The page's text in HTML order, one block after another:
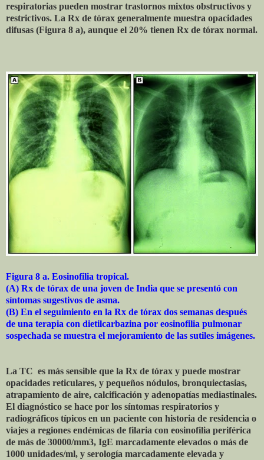
respiratorias pueden mostrar trastornos mixtos obstructivos y
restrictivos. La Rx de tórax generalmente muestra opacidades
difusas (Figura 8 a), aunque el 20% tienen Rx de tórax normal.
Figura 8 a. Eosinofilia tropical.
(A) Rx de tórax de una joven de India que se presentó con
síntomas sugestivos de asma.
(B) En el seguimiento en la Rx de tórax dos semanas después
de una terapia con dietilcarbazina por eosinofilia pulmonar
sospechada se muestra el mejoramiento de las sutiles imágenes.
La TC es más sensible que la Rx de tórax y puede mostrar
opacidades reticulares, y pequeños nódulos, bronquiectasias,
atrapamiento de aire, calcificación y adenopatías mediastinales.
El diagnóstico se hace por los síntomas respiratorios y
radiográficos típicos en un paciente con historia de residencia o
viajes a regiones endémicas de filaria con eosinofilia periférica
de más de 30000/mm3, IgE marcadamente elevados o más de
1000 unidades/ml, y serología marcadamente elevada y